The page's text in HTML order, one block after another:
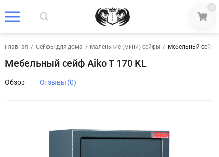
0
Главная / Сейфы для дома / Маленькие (мини) сейфы / Мебельный сейф
Мебельный сейф Aiko T 170 KL
Обзор Отзывы (0)